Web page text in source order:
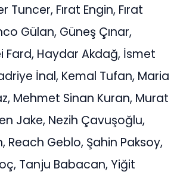
Tuncer, Fırat Engin, Fırat
Gülan, Güneş Çınar,
Fard, Haydar Akdağ, İsmet
İnal, Kemal Tufan, Maria
Mehmet Sinan Kuran, Murat
Jake, Nezih Çavuşoğlu,
Reach Geblo, Şahin Paksoy,
Tanju Babacan, Yiğit